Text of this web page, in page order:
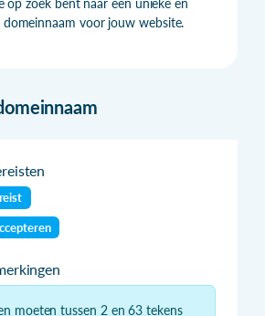
voor jouw website.
moeten tussen 2 en 63 tekens